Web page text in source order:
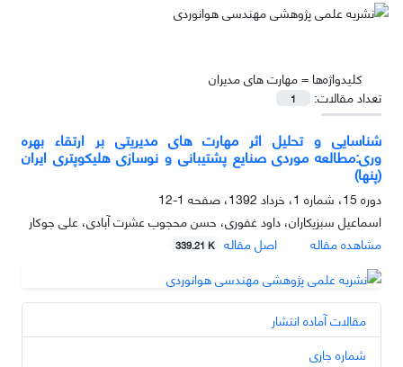
کلیدواژه‌ها =مهارت های مدیران
تعداد مقالات:
1
شناسایی و تحلیل اثر مهارت های مدیریتی بر ارتقاء بهره
وری:مطالعه موردی صنایع پشتیبانی و نوسازی هلیکوپتری ایران
(پنها)
دوره 15، شماره 1، خرداد 1392، صفحه
1-12
اسماعیل سبزیکاران، داود غفوری، حسن محجوب عشرت آبادی، علی جوکار
مشاهده مقاله
اصل مقاله 339.21 K
مقالات آماده انتشار
شماره جاری